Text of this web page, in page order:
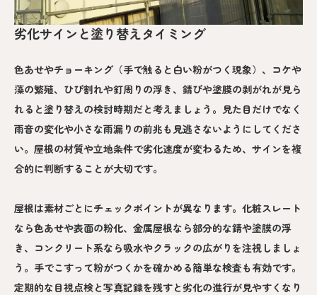
劣化サインと塗り替えタイミング
色あせやチョーキング（手で触ると白い粉がつく現象）、コケや
藻の繁殖、ひび割れや釘周りの浮き、錆びや塗膜の剥がれが見ら
れると塗り替えの検討時期だと考えましょう。見た目だけでなく
雨音の変化や小さな雨漏りの前兆も見逃さないようにしてくださ
い。屋根の材質や立地条件で劣化速度が変わるため、サインを複
合的に判断することが大切です。
屋根は素材ごとにチェックポイントが異なります。化粧スレート
なら色あせや表面の粉化、金属屋根なら部分的な錆や塗膜の浮
き、コンクリート系なら吸水やクラックの広がりを注視しましょ
う。手でこすって粉がつくかを確かめる簡単な検査も有効です。
定期的な目視点検と写真記録を残すと劣化の進行が見やすくなり